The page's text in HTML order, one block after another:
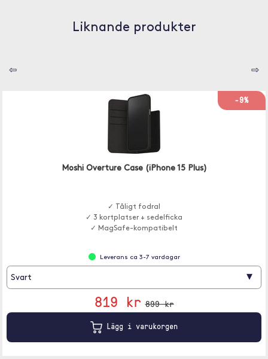
Liknande produkter
⇦ ⇨
-9%
Moshi Overture Case (iPhone 15 Plus)
✓ Tåligt fodral
✓ 3 kortplatser + sedelficka
✓ MagSafe-kompatibelt
Leverans ca 3-7 vardagar
Svart ▾
819 kr 899 kr
Lägg i varukorgen